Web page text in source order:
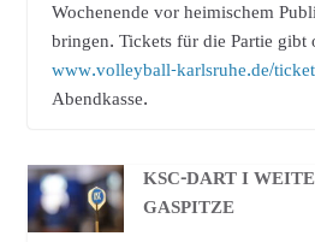
Wochenende vor heimischem
bringen. Tickets für die Partie gibt
www.volleyball-karlsruhe.de/
Abendkasse.
KSC-DART I
GASPITZE